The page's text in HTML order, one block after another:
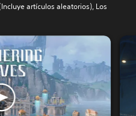
artículos aleatorios), Los